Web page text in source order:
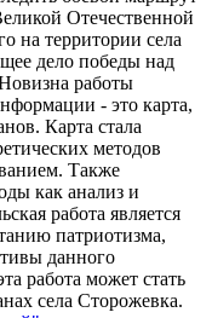
Отечественной
на территории села
дело победы над
работы
- это карта,
Карта стала
методов
Также
как анализ и
работа является
патриотизма,
данного
работа может стать
села Сторожевка.